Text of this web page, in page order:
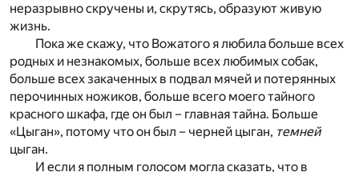
неразрывно скручены и, скрутясь, образуют живую
жизнь.
Пока же скажу, что Вожатого я любила больше всех
родных и незнакомых, больше всех любимых собак,
больше всех закаченных в подвал мячей и потерянных
перочинных ножиков, больше всего моего тайного
красного шкафа, где он был – главная тайна. Больше
«Цыган», потому что он был – черней цыган, темней
цыган.
И если я полным голосом могла сказать, что в